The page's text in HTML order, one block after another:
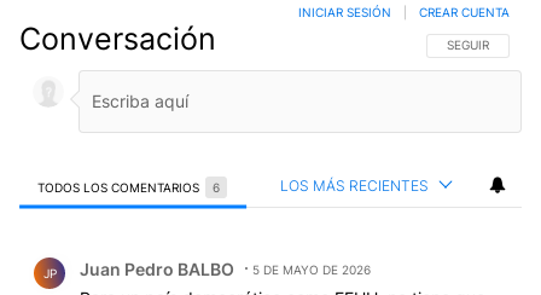
Conversación SIGA ESTA
SEGUIR
INICIAR SESIÓN CREAR CUENTA
TODOS LOS COMENTARIOS 6 LOS MÁS RECIENTES
JP Juan Pedro BALBO 5 DE MAYO DE 2026